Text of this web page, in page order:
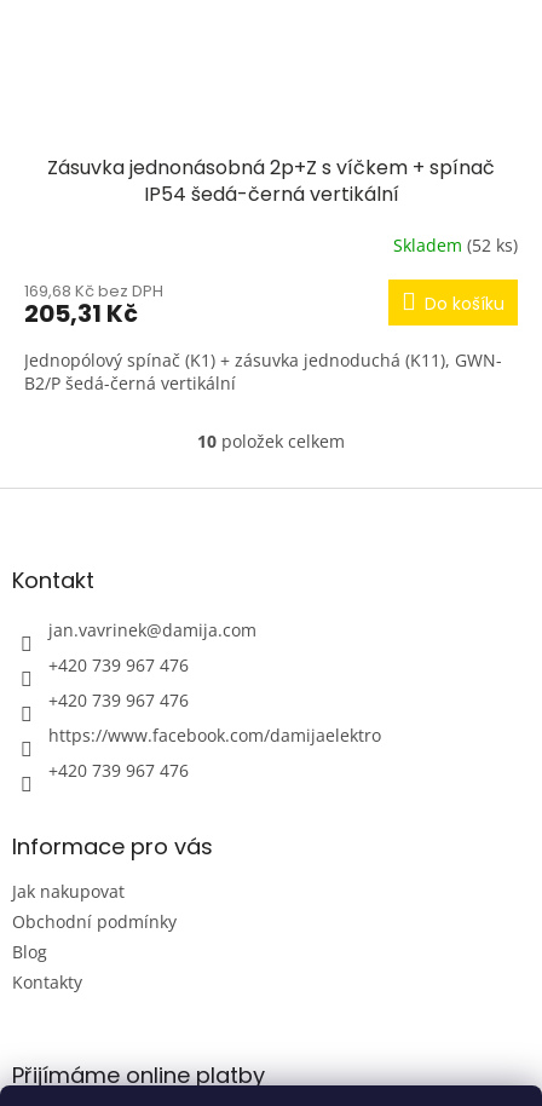
Zásuvka jednonásobná 2p+Z s víčkem + spínač
IP54 šedá-černá vertikální
Skladem (52 ks)
169,68 Kč bez DPH
205,31 Kč Do košíku
Jednopólový spínač (K1) + zásuvka jednoduchá (K11), GWN-
B2/P šedá-černá vertikální
O
l
y
v
10 položek celkem
Z
aKontakt
jan.vavrinek@damija.com
+420 739 967 476
+420 739 967 476
https://www.facebook.com/damijaelektro
+420 739 967 476
Informace pro vás
Jak nakupovat
Obchodní podmínky
Blog
Kontakty
Přijímáme online platby